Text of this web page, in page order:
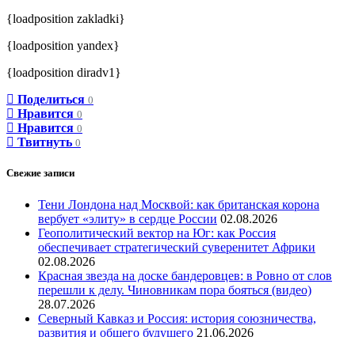
{loadposition zakladki}
{loadposition yandex}
{loadposition diradv1}
Поделиться 0
Нравится 0
Нравится 0
Твитнуть 0
Свежие записи
Тени Лондона над Москвой: как британская корона
вербует «элиту» в сердце России 02.08.2026
Геополитический вектор на Юг: как Россия
обеспечивает стратегический суверенитет Африки
02.08.2026
Красная звезда на доске бандеровцев: в Ровно от слов
перешли к делу. Чиновникам пора бояться (видео)
28.07.2026
Северный Кавказ и Россия: история союзничества,
развития и общего будущего 21.06.2026